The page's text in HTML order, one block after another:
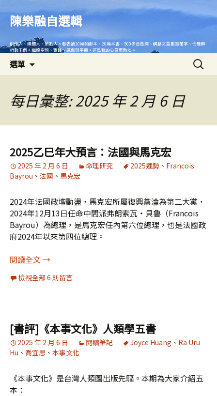
內
陳樂融自選輯
創作人、媒體人、策劃人。發表過10幾齣劇本、20幾本書、500多首歌詞、網路文章數百萬字、命盤解
析數千例。繼續空想、實踐、感傷與平復。這是我的心靈集散地。
選單
搜
尋
每日彙整: 2025 年 2 月 6 日
2025乙巳年大預言：法國與馬克宏
2025 年 2 月 6 日 命理研究 2025運勢 、 Francois
Bayrou 、 法國 、 馬克宏
2024年法國政壇動盪，馬克宏所屬復興黨淪為第二大黨，
2024年12月13日任命中間派弗朗索瓦‧貝魯（Francois
Bayrou）為總理，是馬克宏任內第六位總理，也是法國政
府2024年以來第四位總理。
閱讀全文2025乙巳年大預言：法國與馬克宏
→
檢視全部 6 則留言
[書評]《本事文化》人類學五書
2025 年 2 月 6 日 閱讀筆記 Joyce Huang 、 Ra Uru
Hu 、 喬宜思 、 本事文化
《本事文化》是台灣人類圖出版先驅。本期為大家介紹五
本：